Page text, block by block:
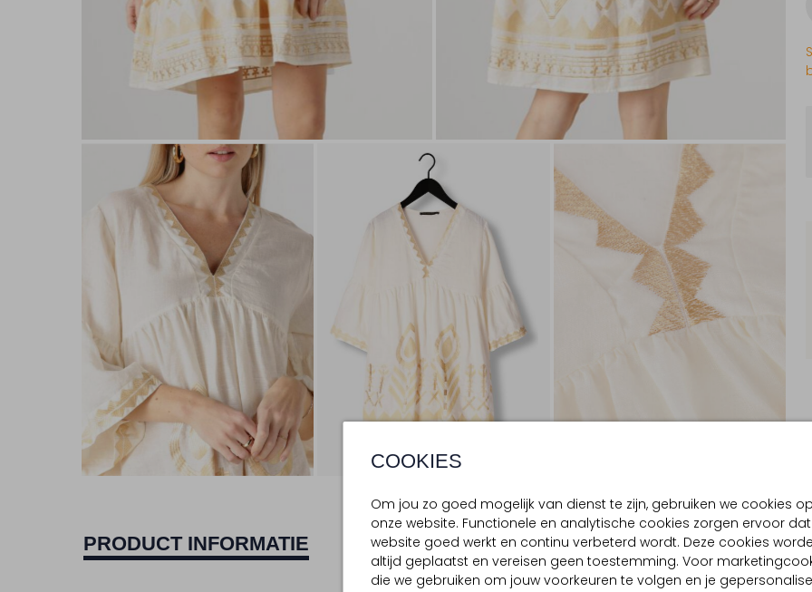
COOKIES
Om jou zo goed mogelijk van dienst te zijn, gebruiken we cookies op
onze website. Functionele en analytische cookies zorgen ervoor
website goed werkt en continu verbeterd wordt. Deze cookies
altijd geplaatst en vereisen geen toestemming. Voor
die we gebruiken om jouw voorkeuren te volgen en je
PRODUCT INFORMATIE BEZORGEN & RETOURNEREN